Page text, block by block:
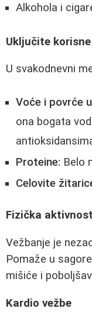
Alkohola i
Uključite
U svakodnevni
Voće i povrće
ona bogata
Proteine: Belo
Celovite
Fizička
Vežbanje je
Pomaže u
mišiće i
Kardio vežbe